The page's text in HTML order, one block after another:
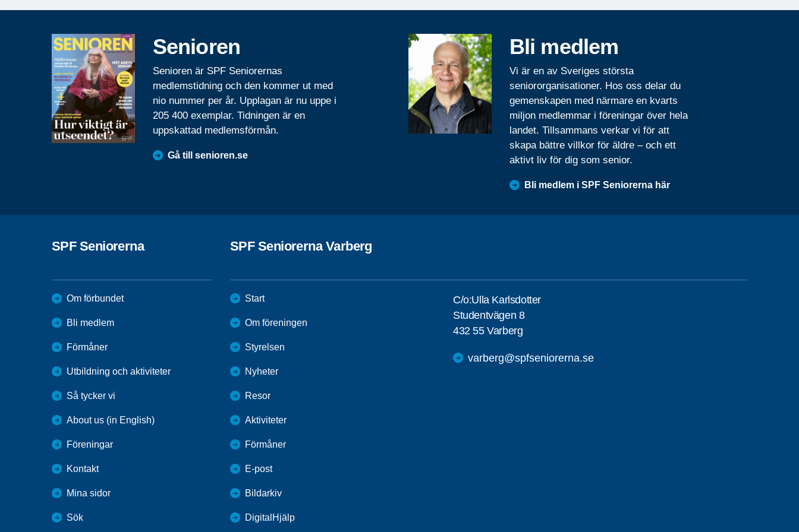
Senioren
Senioren är SPF Seniorernas
medlemstidning och den kommer ut med
nio nummer per år. Upplagan är nu uppe i
205 400 exemplar. Tidningen är en
uppskattad medlemsförmån.
Gå till senioren.se
Bli medlem
Vi är en av Sveriges största
seniororganisationer. Hos oss delar du
gemenskapen med närmare en kvarts
miljon medlemmar i föreningar över hela
landet. Tillsammans verkar vi för att
skapa bättre villkor för äldre – och ett
aktivt liv för dig som senior.
Bli medlem i SPF Seniorerna här
SPF Seniorerna
Om förbundet
Bli medlem
Förmåner
Utbildning och aktiviteter
Så tycker vi
About us (in English)
Föreningar
Kontakt
Mina sidor
Sök
SPF Seniorerna Varberg
Start
Om föreningen
Styrelsen
Nyheter
Resor
Aktiviteter
Förmåner
E-post
Bildarkiv
DigitalHjälp
C/o:Ulla Karlsdotter
Studentvägen 8
432 55 Varberg
varberg@spfseniorerna.se